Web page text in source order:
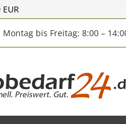
Montag bis Freitag: 8:00 –